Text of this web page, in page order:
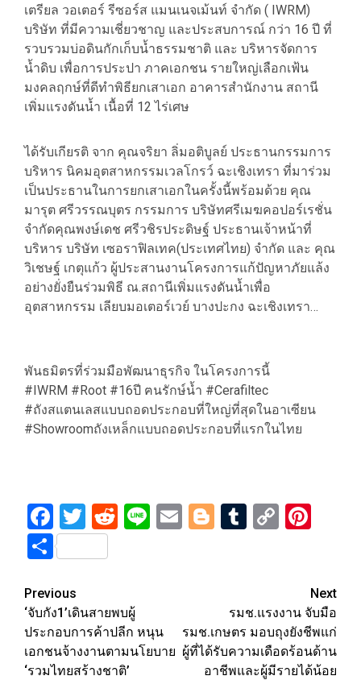
เตรียล วอเตอร์ รีซอร์ส แมนเนจเม้นท์ จำกัด ( IWRM)
บริษัท ที่มีความเชี่ยวชาญ และประสบการณ์ กว่า 16 ปี ที่
รวบรวมบ่อดินกักเก็บน้ำธรรมชาติ และ บริหารจัดการ
น้ำดิบ เพื่อการประปา ภาคเอกชน รายใหญ่เลือกเฟ้น
มงคลฤกษ์ที่ดีทำพิธียกเสาเอก อาคารสำนักงาน สถานี
เพิ่มแรงดันน้ำ เนื้อที่ 12 ไร่เศษ
ได้รับเกียรติ จาก คุณจริยา ลิ่มอติบูลย์ ประธานกรรมการ
บริหาร นิคมอุตสาหกรรมเวลโกรว์ ฉะเชิงเทรา ที่มาร่วม
เป็นประธานในการยกเสาเอกในครั้งนี้พร้อมด้วย คุณ
มารุต ศรีวรรณบุตร กรรมการ บริษัทศรีเมฆคอปอร์เรชั่น
จํากัดคุณพงษ์เดช ศรีวชิรประดิษฐ์ ประธานเจ้าหน้าที่
บริหาร บริษัท เซอราฟิลเทค(ประเทศไทย) จำกัด และ คุณ
วิเชษฐ์ เกตุแก้ว ผู้ประสานงานโครงการแก้ปัญหาภัยแล้ง
อย่างยั่งยืนร่วมพิธี ณ.สถานีเพิ่มแรงดันน้ำเพื่อ
อุตสาหกรรม เลียบมอเตอร์เวย์ บางปะกง ฉะเชิงเทรา…
พันธมิตรที่ร่วมมือพัฒนาธุรกิจ ในโครงการนี้
#IWRM #Root #16ปี ฅนรักษ์น้ำ #Cerafiltec
#ถังสแตนเลสแบบถอดประกอบที่ใหญ่ที่สุดในอาเซียน
#Showroomถังเหล็กแบบถอดประกอบที่แรกในไทย
Facebook
Twitter
Reddit
LineEmailBlogger
Tumblr
Copy
Share
Post
navigation
Previous
‘จับกัง1’เดินสายพบผู้
ประกอบการค้าปลีก หนุน
เอกชนจ้างงานตามนโยบาย
‘รวมไทยสร้างชาติ’
Next
รมช.แรงงาน จับมือ
รมช.เกษตร มอบถุงยังชีพแก่
ผู้ที่ได้รับความเดือดร้อนด้าน
อาชีพและผู้มีรายได้น้อย